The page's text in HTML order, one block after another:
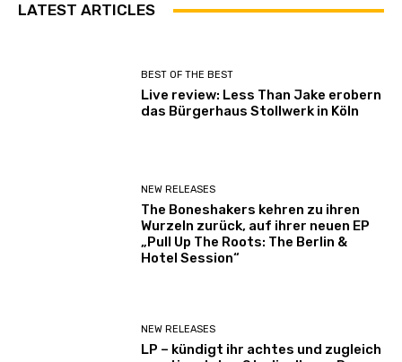
LATEST ARTICLES
BEST OF THE BEST
Live review: Less Than Jake erobern
das Bürgerhaus Stollwerk in Köln
NEW RELEASES
The Boneshakers kehren zu ihren
Wurzeln zurück, auf ihrer neuen EP
„Pull Up The Roots: The Berlin &
Hotel Session“
NEW RELEASES
LP – kündigt ihr achtes und zugleich